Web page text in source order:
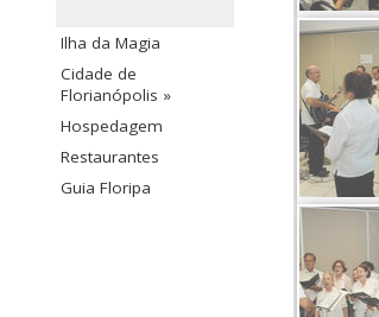
Ilha da Magia
Cidade de
Florianópolis »
Hospedagem
Restaurantes
Guia Floripa